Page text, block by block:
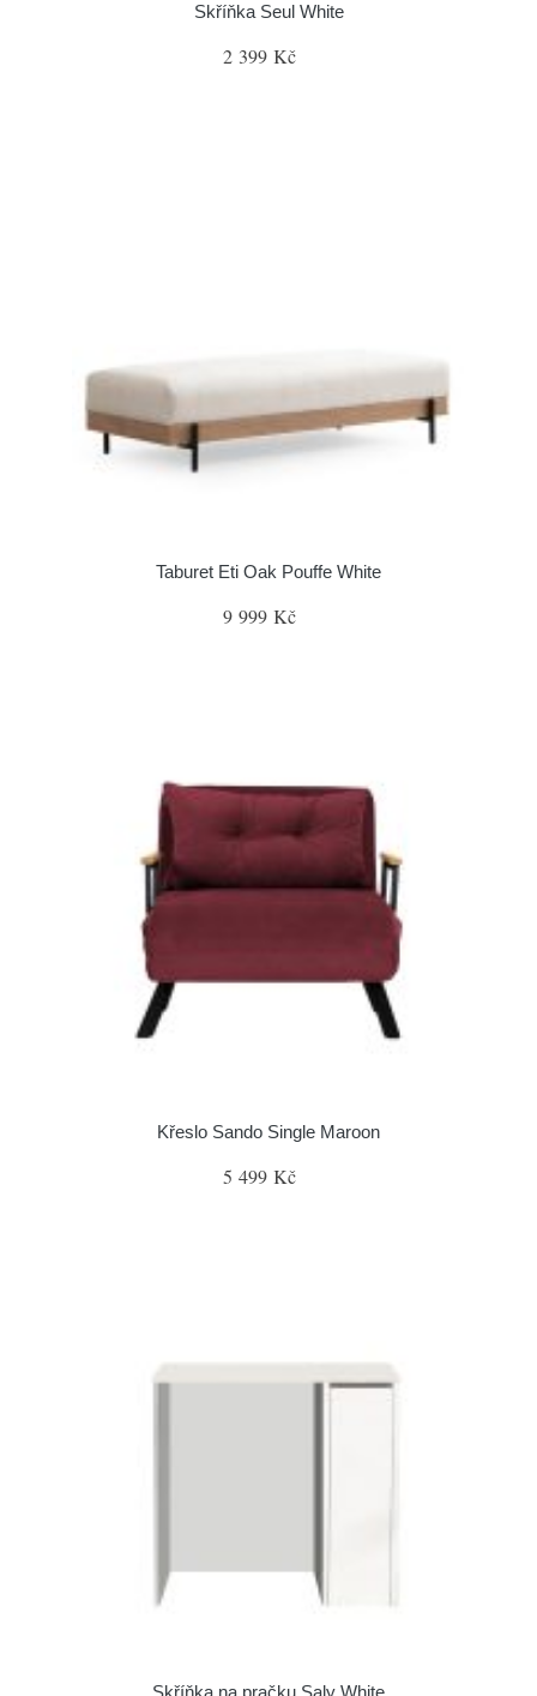
Skříňka Seul White
2 399 Kč
Taburet Eti Oak Pouffe White
9 999 Kč
Křeslo Sando Single Maroon
5 499 Kč
Skříňka na pračku Saly White